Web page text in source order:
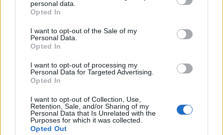
grant or deny consent to Google and its third-party tags to
use your data for below specified purposes in below Google
consent section.
personal data.
Opted In
I want to opt-out of the Sale of my
Personal Data.
Opted In
I want to opt-out of processing my
Personal Data for Targeted Advertising.
Opted In
I want to opt-out of Collection, Use,
Retention, Sale, and/or Sharing of my
Personal Data that Is Unrelated with the
Purposes for which it was collected.
Opted Out